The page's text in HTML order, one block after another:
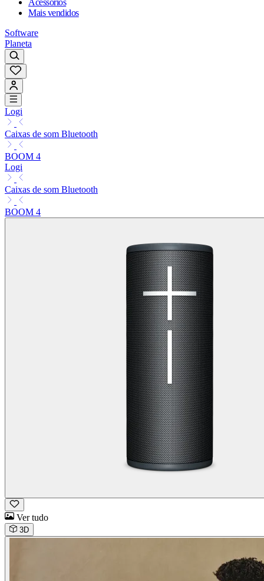
Mais vendidos
Software
Planeta
Logi
Caixas de som Bluetooth
BOOM 4
Logi
Caixas de som Bluetooth
BOOM 4
Ver tudo
3D